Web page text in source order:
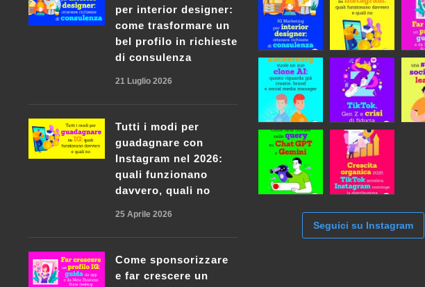
per interior designer:
come trasformare un
bel profilo in richieste
di consulenza
21 Luglio 2026
Tutti i modi per
guadagnare con
Instagram nel 2026:
quali funzionano
davvero, quali no
25 Aprile 2026
Come sponsorizzare
e far crescere un
Seguici su Instagram